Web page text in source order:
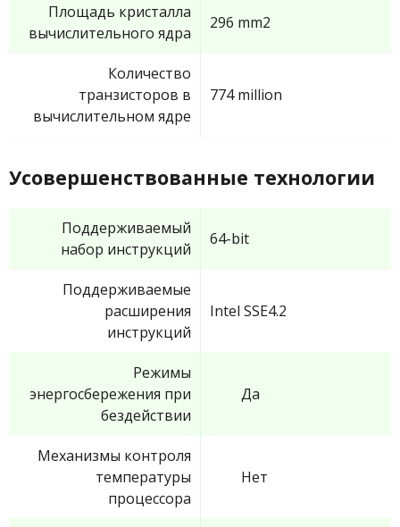
Площадь кристалла
вычислительного ядра
296 mm2
Количество
транзисторов в
вычислительном ядре
774 million
Усовершенствованные технологии
Поддерживаемый
набор инструкций
64-bit
Поддерживаемые
расширения
инструкций
Intel SSE4.2
Режимы
энергосбережения при
бездействии
Да
Механизмы контроля
температуры
процессора
Нет